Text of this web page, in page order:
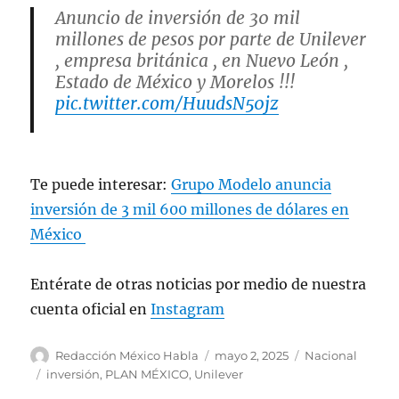
Anuncio de inversión de 30 mil
millones de pesos por parte de Unilever
, empresa británica , en Nuevo León ,
Estado de México y Morelos !!!
pic.twitter.com/HuudsN50jz
Te puede interesar:Grupo Modelo anuncia
inversión de 3 mil 600 millones de dólares en
México
Entérate de otras noticias por medio de nuestra
cuenta oficial enInstagram
A
u
Redacción México Habla
P
u
mayo 2, 2025
C
Nacional
E
inversión, PLAN MÉXICO, Unilever